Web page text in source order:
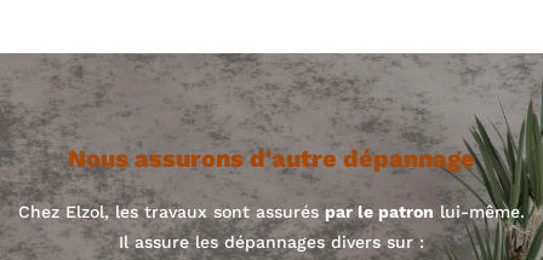
Nous assurons d'autre dépannage
Chez Elzol, les travaux sont assuréspar le patron lui-même.
Il assure les dépannages divers sur :